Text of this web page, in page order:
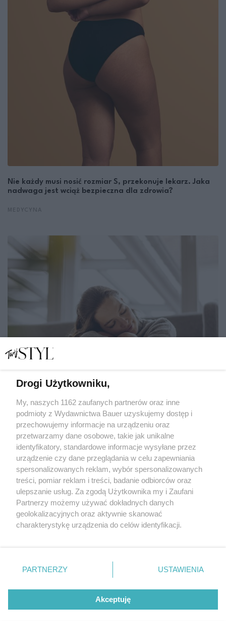
Nie każdy musi nosić rozmiar S, przekonuje lekarz. Jaka
nadwaga jest wciąż bezpieczna dla zdrowia?
Brytyjska terapeutka radzi: "Traktuj samą siebie jak
małe dziecko". Czyli jak? Ważne są podstawowe potrzeby
Drogi Użytkowniku,
My, naszych 1162 zaufanych partnerów oraz inne
podmioty z Wydawnictwa Bauer uzyskujemy dostęp i
przechowujemy informacje na urządzeniu oraz
przetwarzamy dane osobowe, takie jak unikalne
identyfikatory, standardowe informacje wysyłane przez
urządzenie czy dane przeglądania w celu zapewniania
spersonalizowanych reklam, wybór spersonalizowanych
treści, pomiar reklam i treści, badanie odbiorców oraz
ulepszanie usług. Za zgodą Użytkownika my i Zaufani
Partnerzy możemy używać dokładnych danych
geolokalizacyjnych oraz aktywnie skanować
charakterystykę urządzenia do celów identyfikacji.
zmienić/wycofać klikając przycisk ustawień prywatności
znajdujący się w lewym dolnym rogu strony
rodzaje przetwarzania danych nie wymagają zgody
użytkownika, ale masz prawo sprzeciwić się takiemu
PARTNERZY USTAWIENIA
Akceptuję